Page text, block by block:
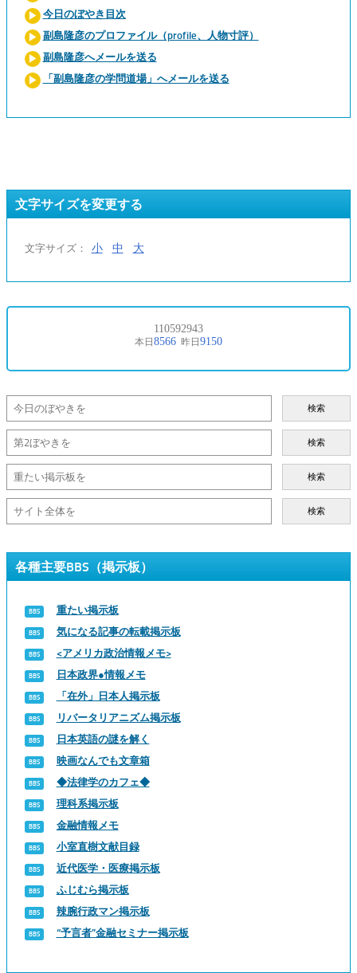
今日のぼやき目次
副島隆彦のプロファイル（profile、人物寸評）
副島隆彦へメールを送る
「副島隆彦の学問道場」へメールを送る
文字サイズを変更する
文字サイズ： 小 中 大
検索
検索
検索
検索
各種主要BBS（掲示板）
重たい掲示板
気になる記事の転載掲示板
<アメリカ政治情報メモ>
日本政界●情報メモ
「在外」日本人掲示板
リバータリアニズム掲示板
日本英語の謎を解く
映画なんでも文章箱
◆法律学のカフェ◆
理科系掲示板
金融情報メモ
小室直樹文献目録
近代医学・医療掲示板
ふじむら掲示板
辣腕行政マン掲示板
“予言者”金融セミナー掲示板